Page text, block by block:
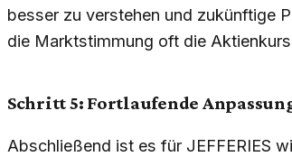
besser zu verstehen und zukünftige
die Marktstimmung oft die
Schritt 5: Fortlaufende
Abschließend ist es für JEFFERIES